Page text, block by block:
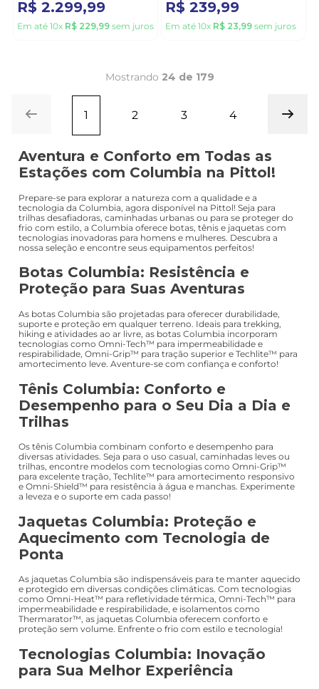
R$ 2.299,99
Em até 10x R$ 229,99 sem juros
R$ 239,99
Em até 10x R$ 23,99 sem juros
Mostrando 24 de 179
1 2 3 4
Aventura e Conforto em Todas as
Estações com Columbia na Pittol!
Prepare-se para explorar a natureza com a qualidade e a
tecnologia da Columbia, agora disponível na Pittol! Seja para
trilhas desafiadoras, caminhadas urbanas ou para se proteger do
frio com estilo, a Columbia oferece botas, tênis e jaquetas com
tecnologias inovadoras para homens e mulheres. Descubra a
nossa seleção e encontre seus equipamentos perfeitos!
Botas Columbia: Resistência e
Proteção para Suas Aventuras
As botas Columbia são projetadas para oferecer durabilidade,
suporte e proteção em qualquer terreno. Ideais para trekking,
hiking e atividades ao ar livre, as botas Columbia incorporam
tecnologias como Omni-Tech™ para impermeabilidade e
respirabilidade, Omni-Grip™ para tração superior e Techlite™ para
amortecimento leve. Aventure-se com confiança e conforto!
Tênis Columbia: Conforto e
Desempenho para o Seu Dia a Dia e
Trilhas
Os tênis Columbia combinam conforto e desempenho para
diversas atividades. Seja para o uso casual, caminhadas leves ou
trilhas, encontre modelos com tecnologias como Omni-Grip™
para excelente tração, Techlite™ para amortecimento responsivo
e Omni-Shield™ para resistência à água e manchas. Experimente
a leveza e o suporte em cada passo!
Jaquetas Columbia: Proteção e
Aquecimento com Tecnologia de
Ponta
As jaquetas Columbia são indispensáveis para te manter aquecido
e protegido em diversas condições climáticas. Com tecnologias
como Omni-Heat™ para refletividade térmica, Omni-Tech™ para
impermeabilidade e respirabilidade, e isolamentos como
Thermarator™, as jaquetas Columbia oferecem conforto e
proteção sem volume. Enfrente o frio com estilo e tecnologia!
Tecnologias Columbia: Inovação
para Sua Melhor Experiência